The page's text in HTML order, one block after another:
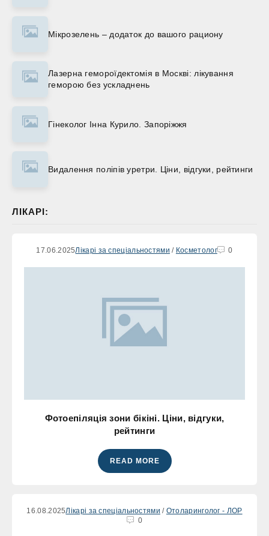
Мікрозелень – додаток до вашого рациону
Лазерна гемороїдектомія в Москві: лікування
геморою без ускладнень
Гінеколог Інна Курило. Запоріжжя
Видалення поліпів уретри. Ціни, відгуки, рейтинги
ЛІКАРІ:
17.06.2025Лікарі за спеціальностями / Косметолог 0
Фотоепіляція зони бікіні. Ціни, відгуки,
рейтинги
READ MORE
16.08.2025Лікарі за спеціальностями / Отоларинголог - ЛОР
0